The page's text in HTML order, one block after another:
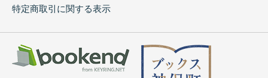
特定商取引に関する表示